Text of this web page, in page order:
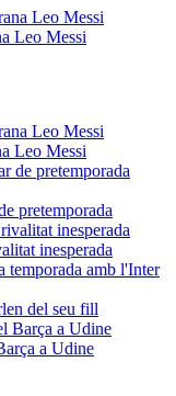
Leo Messi
Leo Messi
pretemporada
inesperada
del seu fill
a Udine